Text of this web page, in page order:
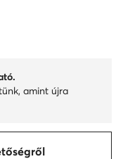
amint újra